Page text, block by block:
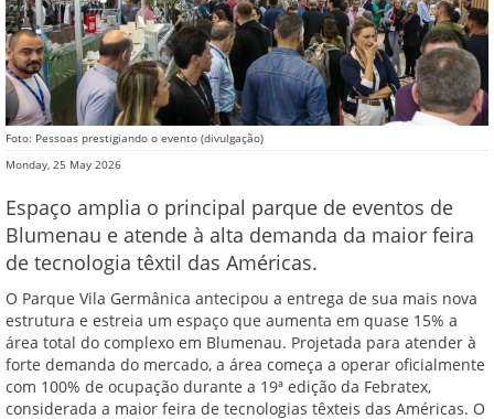
Foto: Pessoas prestigiando o evento (divulgação)
Monday, 25 May 2026
Espaço amplia o principal parque de eventos de
Blumenau e atende à alta demanda da maior feira
de tecnologia têxtil das Américas.
O Parque Vila Germânica antecipou a entrega de sua mais nova
estrutura e estreia um espaço que aumenta em quase 15% a
área total do complexo em Blumenau. Projetada para atender à
forte demanda do mercado, a área começa a operar oficialmente
com 100% de ocupação durante a 19ª edição da Febratex,
considerada a maior feira de tecnologias têxteis das Américas. O